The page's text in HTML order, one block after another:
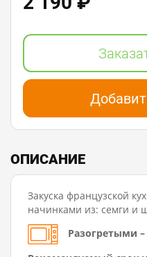
ОПИСАНИЕ
Закуска французской
начинками из: семги и
Разогретыми –